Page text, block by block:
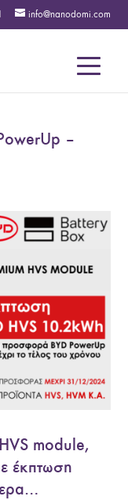
info@nanodomi.com
–
module,
έκπτωση